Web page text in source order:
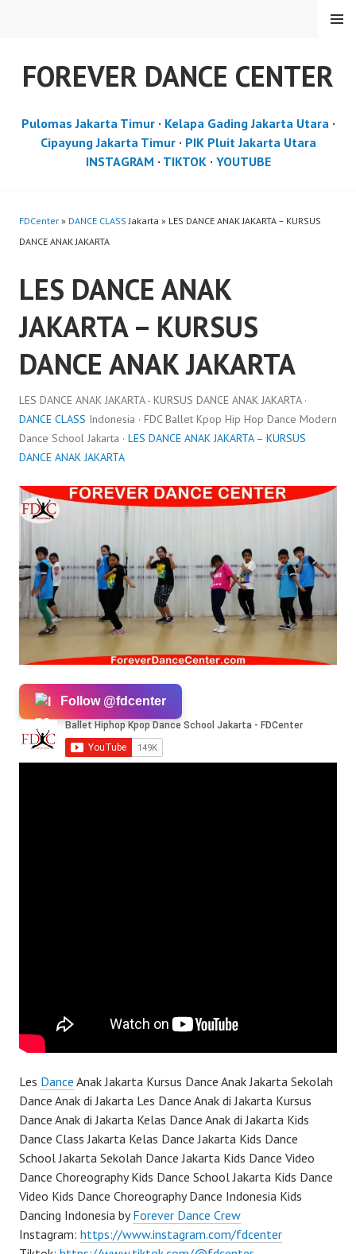
FOREVER DANCE CENTER
MENU
Pulomas Jakarta Timur· Kelapa Gading Jakarta Utara·
Cipayung Jakarta Timur· PIK Pluit Jakarta Utara
INSTAGRAM · TIKTOK· YOUTUBE
FDCenter » DANCE CLASS Jakarta » LES DANCE ANAK JAKARTA – KURSUS
DANCE ANAK JAKARTA
LES DANCE ANAK
JAKARTA – KURSUS
DANCE ANAK JAKARTA
LES DANCE ANAK JAKARTA - KURSUS DANCE ANAK JAKARTA ·
DANCE CLASS Indonesia · FDC Ballet Kpop Hip Hop Dance Modern
Dance School Jakarta · LES DANCE ANAK JAKARTA – KURSUS
DANCE ANAK JAKARTA
Follow @fdcenter
Les Dance Anak Jakarta Kursus Dance Anak Jakarta Sekolah
Dance Anak di Jakarta Les Dance Anak di Jakarta Kursus
Dance Anak di Jakarta Kelas Dance Anak di Jakarta Kids
Dance Class Jakarta Kelas Dance Jakarta Kids Dance
School Jakarta Sekolah Dance Jakarta Kids Dance Video
Dance Choreography Kids Dance School Jakarta Kids Dance
Video Kids Dance Choreography Dance Indonesia Kids
Dancing Indonesia byForever Dance Crew
Instagram: https://www.instagram.com/fdcenter